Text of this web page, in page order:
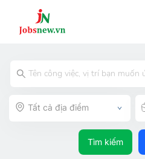
Tất cả địa điểm
Tìm kiếm